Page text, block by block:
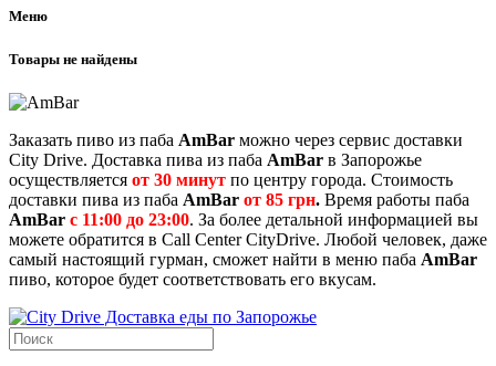
Меню
Товары не найдены
Заказать пиво из паба AmBar можно через сервис доставки
City Drive. Доставка пива из паба AmBar в Запорожье
осуществляется от 30 минут по центру города. Стоимость
доставки пива из паба AmBar от 85 грн. Время работы паба
AmBar с 11:00 до 23:00. За более детальной информацией вы
можете обратится в Call Center CityDrive. Любой человек, даже
самый настоящий гурман, сможет найти в меню паба AmBar
пиво, которое будет соответствовать его вкусам.